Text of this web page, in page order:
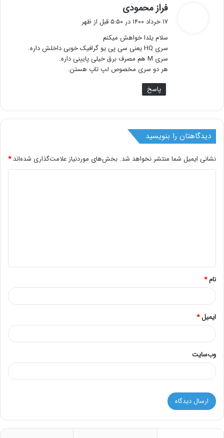
فراز محمودی
:
۱۷ خرداد ۱۴۰۰ در ۵:۵۰ قبل از ظهر
سلام یلدا خواهش میکنم
سری HQ یعنی سی پی یو گرافیک خوبی داخلش داره.
سری M هم مصرف برق خیلی پایینی داره.
هر دو سری مخصوص لپ تاپ هستن.
پاسخ
دیدگاهتان را بنویسید
نشانی ایمیل شما منتشر نخواهد شد. بخش‌های موردنیاز علامت‌گذاری شده‌اند*
*
نام*
ایمیل*
وب‌سایت